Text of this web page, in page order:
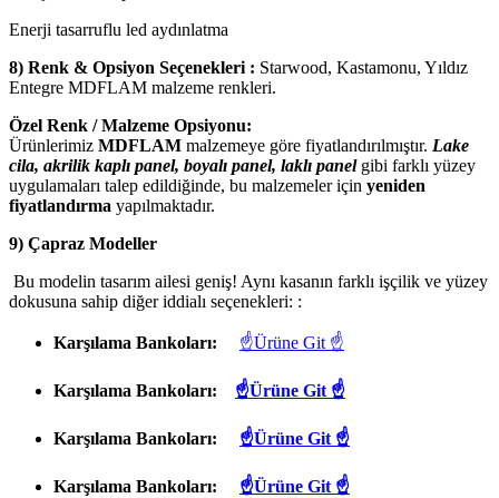
Enerji tasarruflu led aydınlatma
8) Renk & Opsiyon Seçenekleri : Starwood, Kastamonu, Yıldız
Entegre MDFLAM malzeme renkleri.
Özel Renk / Malzeme Opsiyonu:
Ürünlerimiz MDFLAM malzemeye göre fiyatlandırılmıştır. Lake
cila, akrilik kaplı panel, boyalı panel, laklı panel gibi farklı yüzey
uygulamaları talep edildiğinde, bu malzemeler için yeniden
fiyatlandırma yapılmaktadır.
9) Çapraz Modeller
Bu modelin tasarım ailesi geniş! Aynı kasanın farklı işçilik ve yüzey
dokusuna sahip diğer iddialı seçenekleri: :
Karşılama Bankoları: ☝Ürüne Git ☝
Karşılama Bankoları: ☝Ürüne Git ☝
Karşılama Bankoları: ☝Ürüne Git ☝
Karşılama Bankoları: ☝Ürüne Git ☝